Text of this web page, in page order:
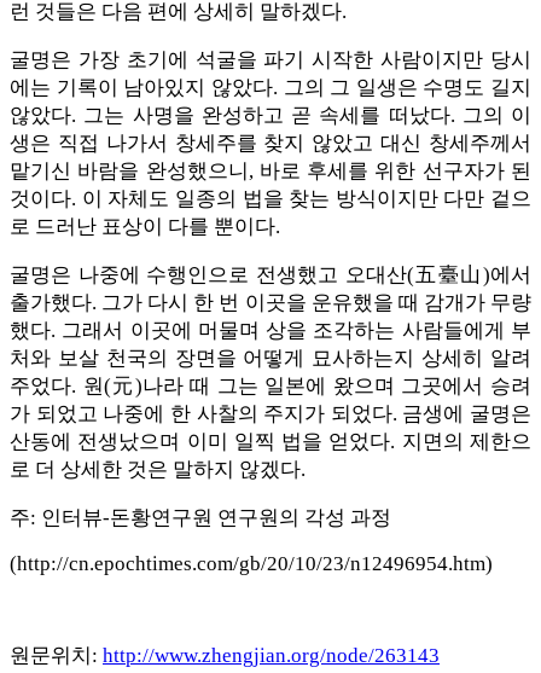
런 것들은 다음 편에 상세히 말하겠다.
굴명은 가장 초기에 석굴을 파기 시작한 사람이지만 당시
에는 기록이 남아있지 않았다. 그의 그 일생은 수명도 길지
않았다. 그는 사명을 완성하고 곧 속세를 떠났다. 그의 이
생은 직접 나가서 창세주를 찾지 않았고 대신 창세주께서
맡기신 바람을 완성했으니, 바로 후세를 위한 선구자가 된
것이다. 이 자체도 일종의 법을 찾는 방식이지만 다만 겉으
로 드러난 표상이 다를 뿐이다.
굴명은 나중에 수행인으로 전생했고 오대산(五臺山)에서
출가했다. 그가 다시 한 번 이곳을 운유했을 때 감개가 무량
했다. 그래서 이곳에 머물며 상을 조각하는 사람들에게 부
처와 보살 천국의 장면을 어떻게 묘사하는지 상세히 알려
주었다. 원(元)나라 때 그는 일본에 왔으며 그곳에서 승려
가 되었고 나중에 한 사찰의 주지가 되었다. 금생에 굴명은
산동에 전생났으며 이미 일찍 법을 얻었다. 지면의 제한으
로 더 상세한 것은 말하지 않겠다.
주: 인터뷰-돈황연구원 연구원의 각성 과정
(http://cn.epochtimes.com/gb/20/10/23/n12496954.htm)
원문위치: http://www.zhengjian.org/node/263143